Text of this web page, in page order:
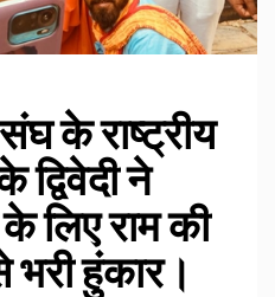
के राष्ट्रीय
द्विवेदी ने
लिए राम की
भरी हुंकार।